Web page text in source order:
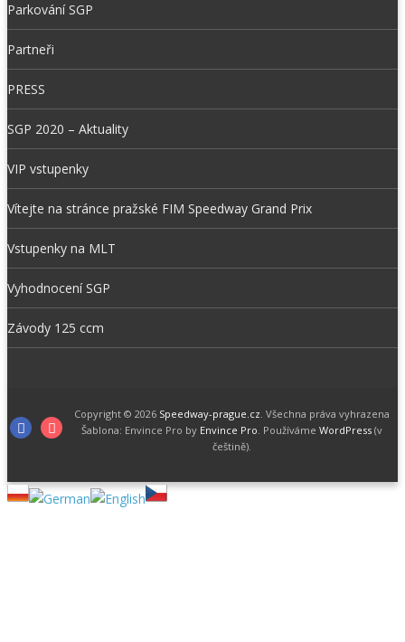
Parkování SGP
Partneři
PRESS
SGP 2020 – Aktuality
VIP vstupenky
Vítejte na stránce pražské FIM Speedway Grand Prix
Vstupenky na MLT
Vyhodnocení SGP
Závody 125 ccm
F
e
I
t
Copyright © 2026 Speedway-prague.cz. Všechna práva vyhrazena
Šablona: Envince Pro by Envince Pro. Používáme WordPress(v
češtině).